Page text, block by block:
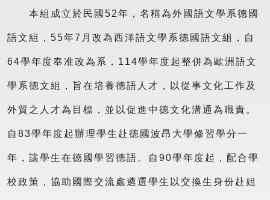
本組成立於民國52年，名稱為外國語文學系德國
語文組，55年7月改為西洋語文學系德國語文組，自
64學年度奉准改為系，114學年度起整併為歐洲語文
學系德文組，旨在培養德語人才，以從事文化工作及
外貿之人才為目標，並以促進中德文化溝通為職責。
自83學年度起辦理學生赴德國波昂大學修習學分一
年，讓學生在德國學習德語。自90學年度起，配合學
校政策，協助國際交流處遴選學生以交換生身份赴姐